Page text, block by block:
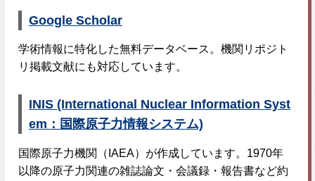
Google Scholar
学術情報に特化した無料データベース。機関リポジト
リ掲載文献にも対応しています。
INIS (International Nuclear Information Syst
em：国際原子力情報システム)
国際原子力機関（IAEA）が作成しています。1970年
以降の原子力関連の雑誌論文・会議録・報告書など約